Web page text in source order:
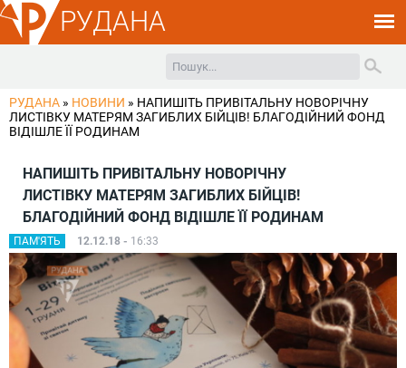
РУДАНА
РУДАНА » НОВИНИ » НАПИШІТЬ ПРИВІТАЛЬНУ НОВОРІЧНУ
ЛИСТІВКУ МАТЕРЯМ ЗАГИБЛИХ БІЙЦІВ! БЛАГОДІЙНИЙ ФОНД
ВІДІШЛЕ ЇЇ РОДИНАМ
НАПИШІТЬ ПРИВІТАЛЬНУ НОВОРІЧНУ
ЛИСТІВКУ МАТЕРЯМ ЗАГИБЛИХ БІЙЦІВ!
БЛАГОДІЙНИЙ ФОНД ВІДІШЛЕ ЇЇ РОДИНАМ
ПАМ'ЯТЬ 12.12.18 - 16:33